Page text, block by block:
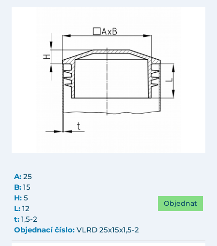
A: 25
B: 15
H: 5
L: 12
t: 1,5-2
Objednací číslo: VLRD 25x15x1,5-2
Objednat